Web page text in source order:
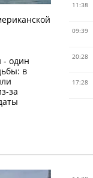
- один
в
за
11:38
09:39
20:28
17:28